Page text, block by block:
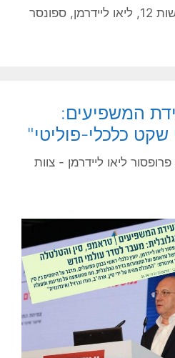
12
, ליאו ליידרמן,ספונסר
המשפיעים:
כלכלי-פוליטי"
פרופסור ליאו ליידרמן - צוות